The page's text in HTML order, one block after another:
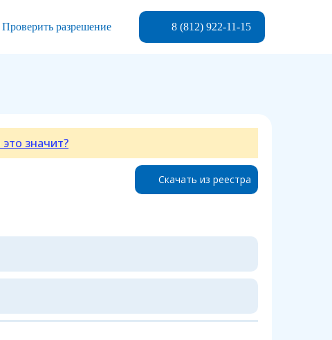
Проверить разрешение 8 (812) 922-11-15
значит?
Скачать из реестра